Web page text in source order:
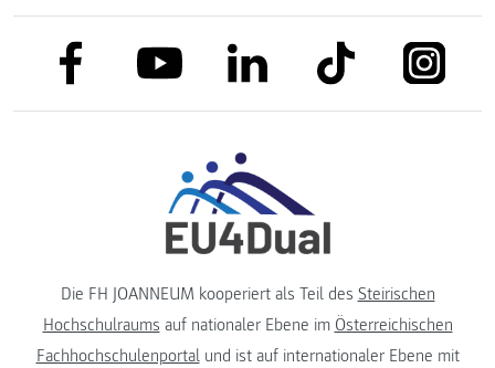
link to facebooklink to youtubelink to linkedinlink to tiktok
Die FH JOANNEUM kooperiert als Teil des Steirischen
Hochschulraums auf nationaler Ebene im Österreichischen
Fachhochschulenportalund ist auf internationaler Ebene mit